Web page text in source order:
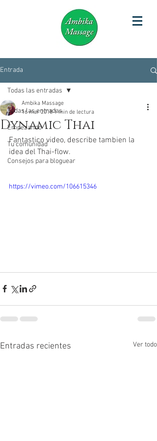
Entrada
Todas las entradas
Empezando
Tu comunidad
Consejos para bloguear
Todas las entradas
Dynamic Thai
Ambika Massage
16 mar 2018 1 min de lectura
Fantastico video, describe tambien la
idea del Thai-flow.
https://vimeo.com/106615346
Entradas recientes Ver todo